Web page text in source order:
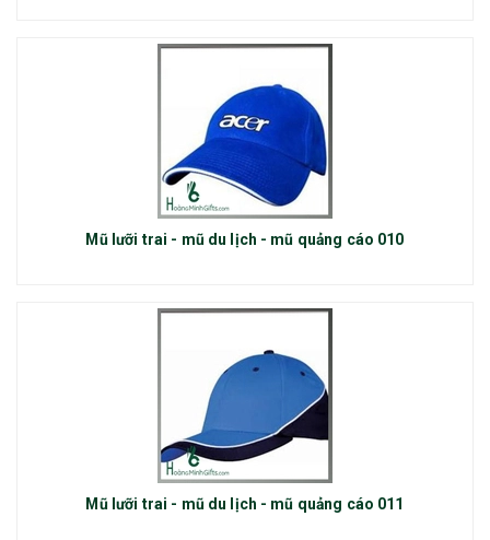
Mũ lưỡi trai - mũ du lịch - mũ quảng cáo 010
Mũ lưỡi trai - mũ du lịch - mũ quảng cáo 011